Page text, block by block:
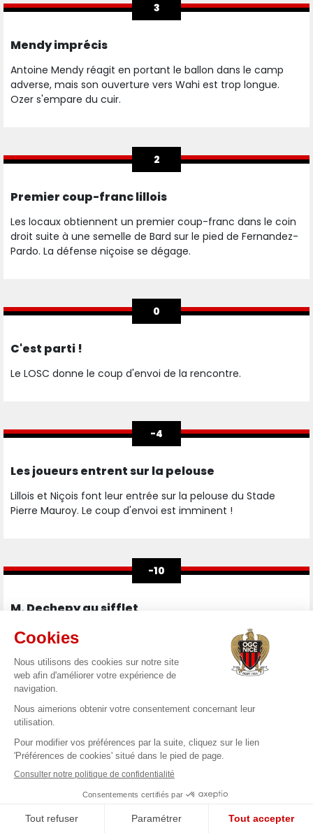
3
Mendy imprécis
Antoine Mendy réagit en portant le ballon dans le camp
adverse, mais son ouverture vers Wahi est trop longue.
Ozer s'empare du cuir.
2
Premier coup-franc lillois
Les locaux obtiennent un premier coup-franc dans le coin
droit suite à une semelle de Bard sur le pied de Fernandez-
Pardo. La défense niçoise se dégage.
0
C'est parti !
Le LOSC donne le coup d'envoi de la rencontre.
-4
Les joueurs entrent sur la pelouse
Lillois et Niçois font leur entrée sur la pelouse du Stade
Pierre Mauroy. Le coup d'envoi est imminent !
-10
M. Dechepy au sifflet
La rencontre sera arbitrée par Bastien Dechepy, assisté par
Brice Parinet Le Tellier et Julien Haulbert. Gaël Angoula sera
le quatrième arbitre, tandis que Yohann Rouinsard et
Stéphane Bre se chargeront de la VAR.
-20
Menaces diverses côté lillois
Trois Dogues ont inscrit sept réalisations dans l’élite cette
saison : Hakon Haraldsson, Matias Fernandez Pardo et Olivier